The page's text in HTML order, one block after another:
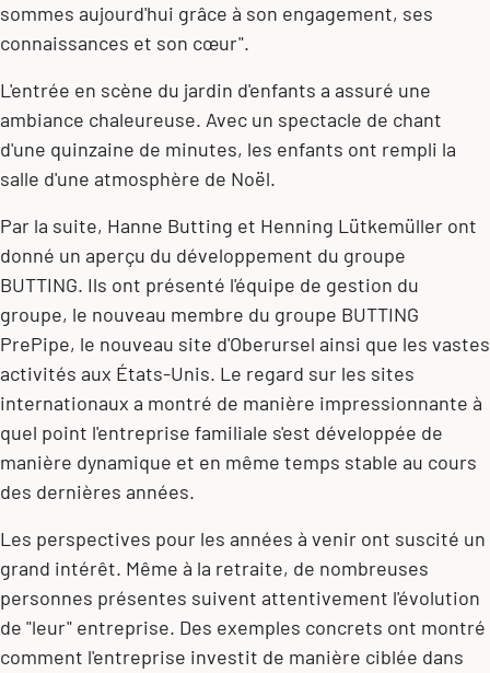
sommes aujourd'hui grâce à son engagement, ses
connaissances et son cœur".
L'entrée en scène du jardin d'enfants a assuré une
ambiance chaleureuse. Avec un spectacle de chant
d'une quinzaine de minutes, les enfants ont rempli la
salle d'une atmosphère de Noël.
Par la suite, Hanne Butting et Henning Lütkemüller ont
donné un aperçu du développement du groupe
BUTTING. Ils ont présenté l'équipe de gestion du
groupe, le nouveau membre du groupe BUTTING
PrePipe, le nouveau site d'Oberursel ainsi que les vastes
activités aux États-Unis. Le regard sur les sites
internationaux a montré de manière impressionnante à
quel point l'entreprise familiale s'est développée de
manière dynamique et en même temps stable au cours
des dernières années.
Les perspectives pour les années à venir ont suscité un
grand intérêt. Même à la retraite, de nombreuses
personnes présentes suivent attentivement l'évolution
de "leur" entreprise. Des exemples concrets ont montré
comment l'entreprise investit de manière ciblée dans